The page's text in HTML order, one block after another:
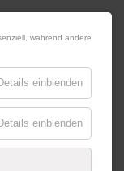
während andere
einblenden
einblenden